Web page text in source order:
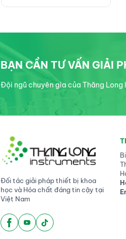
BẠN CẦN TƯ VẤN GIẢI
Đội ngũ chuyên gia của Thăng Long
Đối tác giải pháp thiết bị khoa
học và Hóa chất đáng tin cậy tại
Việt Nam